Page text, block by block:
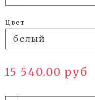
Цвет
15 540.00 руб